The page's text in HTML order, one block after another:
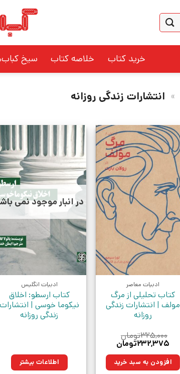
خرید کتاب خلاصه کتاب سیخ
» انتشارات زندگی روزانه
ادبیات معاصر
کتاب تحلیلی از مرگ
مولف | انتشارات زندگی
روزانه
۳۲۵,۰۰۰تومان
قیمت
۳۲۵,۰۰۰تومان
بود.
۲۳۲,۳۷۵تومانقیمت
۲۳۲,۳۷۵تومان.افزودن به سبد خرید
در انبار موجود نمی
ادبیات انگلیس
کتاب ارسطو: اخلاق
نیکوما خوسی | انتشارات
زندگی روزانه
اطلاعات بیشتر